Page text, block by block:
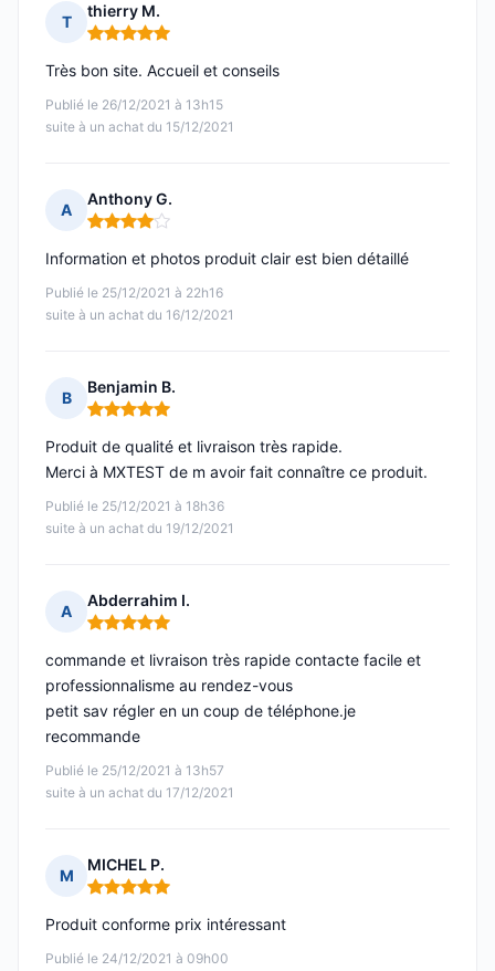
T
thierry M.
Note : 5 sur 5
Publié le 26/12/2021 à 13h15
suite à un achat du 15/12/2021
Très bon site. Accueil et conseils
A
Anthony G.
Note : 4 sur 5
Publié le 25/12/2021 à 22h16
suite à un achat du 16/12/2021
Information et photos produit clair est bien détaillé
B
Benjamin B.
Note : 5 sur 5
Publié le 25/12/2021 à 18h36
suite à un achat du 19/12/2021
Produit de qualité et livraison très rapide.
Merci à MXTEST de m avoir fait connaître ce produit.
A
Abderrahim I.
Note : 5 sur 5
Publié le 25/12/2021 à 13h57
suite à un achat du 17/12/2021
commande et livraison très rapide contacte facile et
professionnalisme au rendez-vous
petit sav régler en un coup de téléphone.je
recommande
M
MICHEL P.
Note : 5 sur 5
Publié le 24/12/2021 à 09h00
Produit conforme prix intéressant